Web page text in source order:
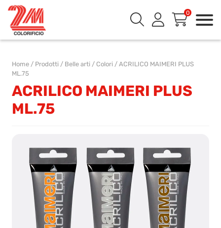
0
Home / Prodotti / Belle arti / Colori / ACRILICO MAIMERI PLUS
ML.75
ACRILICO MAIMERI PLUS
ML.75